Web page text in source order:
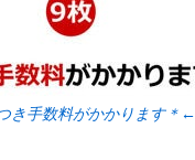
き手数料がかかります＊←